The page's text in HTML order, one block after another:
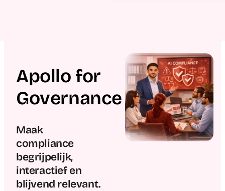
Apollo for
Governance
Maak
compliance
begrijpelijk,
interactief en
blijvend relevant.